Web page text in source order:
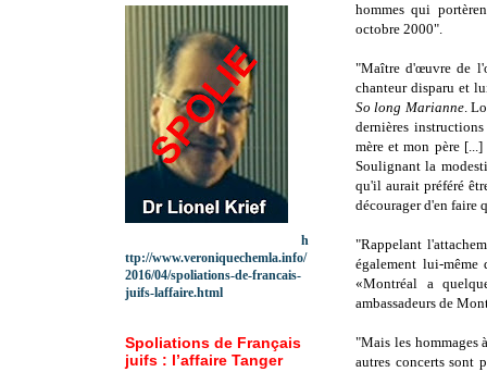
hommes qui
octobre 2000".
"Maître d'œuvre de
chanteur disparu et
So long Marianne.
dernières
mère et mon père
Soulignant la
qu'il aurait préféré
décourager d'en faire
"Rappelant
également lui-même
«Montréal a
ambassadeurs de
"Mais les hommages
autres concerts sont
h
ttp://www.veroniquechemla.info/
2016/04/spoliations-de-francais-
juifs-laffaire.html
Spoliations de Français
juifs : l’affaire Tanger